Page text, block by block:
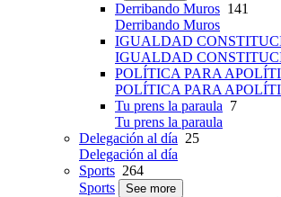
Derribando Muros 141
Derribando Muros
IGUALDAD
IGUALDAD
POLÍTICA PARA
POLÍTICA PARA
Tu prens la paraula 7
Tu prens la paraula
Delegación al día 25
Delegación al día
Sports 264
Sports
See more